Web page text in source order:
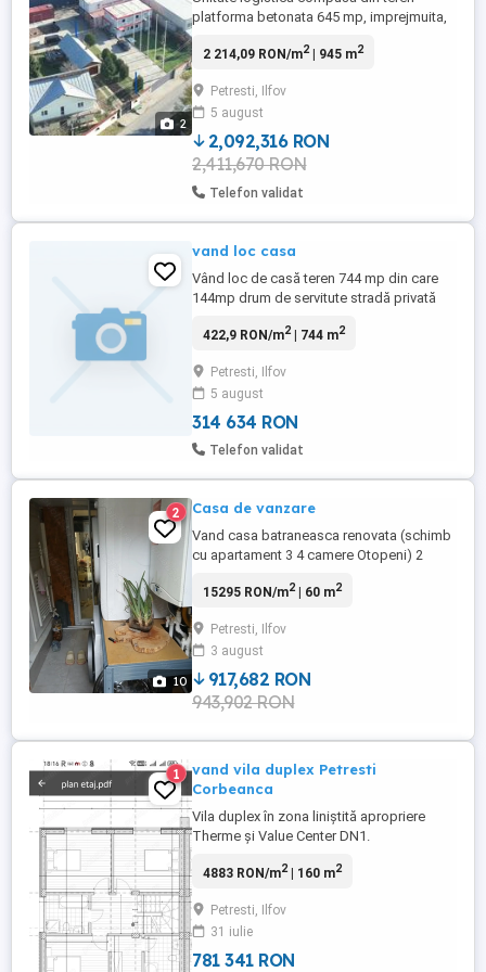
2
platforma betonata 645 mp, imprejmuita,
depozit in containere, atelier mecanic,
TIR la 200 m de intersectia A0 cu DN1.
2 214,09 RON/m2| 945 m2
Petresti, Ilfov
5 august
2,092,316 RON
2,411,670 RON
Telefon validat
vand loc casa
Vând loc de casă teren 744 mp din care
144mp drum de servitute stradă privată
construcție, 20x30 m front stradal pe colț,
e înțărușat, pret 100 Euro mp negociabil
(60000), Comuna Corbeanca cartierul
Petrești Parc, ...
422,9 RON/m2| 744 m2
Petresti, Ilfov
5 august
314 634 RON
Telefon validat
10
2 Casa de vanzare
Vand casa batraneasca renovata (schimb
cu apartament 3 4 camere Otopeni) 2
nerenovata + 1 camera debara cu pivnita .
canalizare gaz fibra . Centrala pe gaz noua
Aproape de Biserica, Dn1 Value Center..
Suprafata totala ...
15295 RON/m2| 60 m2
Petresti, Ilfov
3 august
917,682 RON
943,902 RON
1
vand vila duplex Petresti
Corbeanca
Vila duplex în zona liniștită apropriere
Therme și Value Center DN1.
4883 RON/m2| 160 m2
Petresti, Ilfov
31 iulie
781 341 RON